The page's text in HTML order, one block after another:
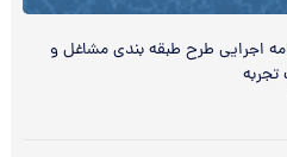
اجرایی طرح طبقه بندی مشاغل و